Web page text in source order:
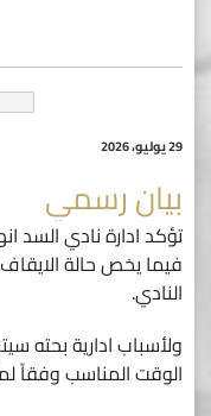
29 يوليو، 2026
بيان رسمي
تؤكد ادارة نادي
فيما يخص حالة
النادي.
ولأسباب ادارية بحته
الوقت المناسب وفقاً